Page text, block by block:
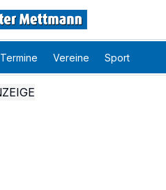
Termine Vereine Sport